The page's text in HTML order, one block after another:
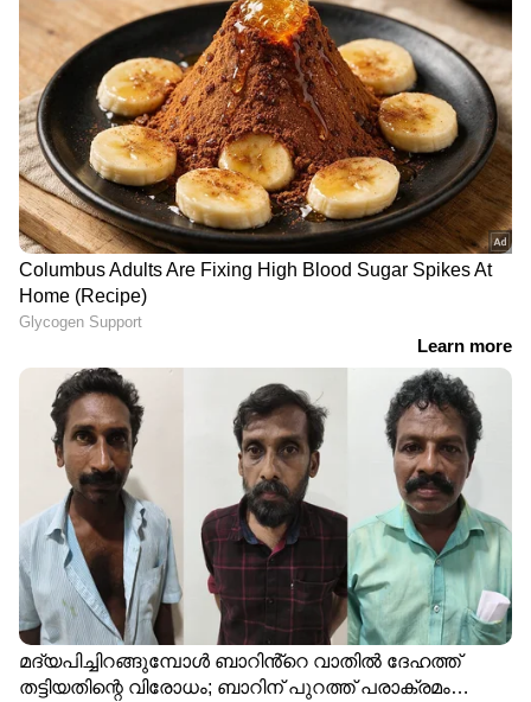
കളിക്കേണ്ടത് സ്പോർട്സ്മാൻഷിപ്പിനെ
അതിന്റെ അത്യുന്നതിയിൽ
കാത്തുസൂക്ഷിക്കുന്നതിനായാണ്'.
ഏഷ്യാനെറ്റ് ന്യൂസ് വാർത്തകൾ തത്സമയം
കാണാം